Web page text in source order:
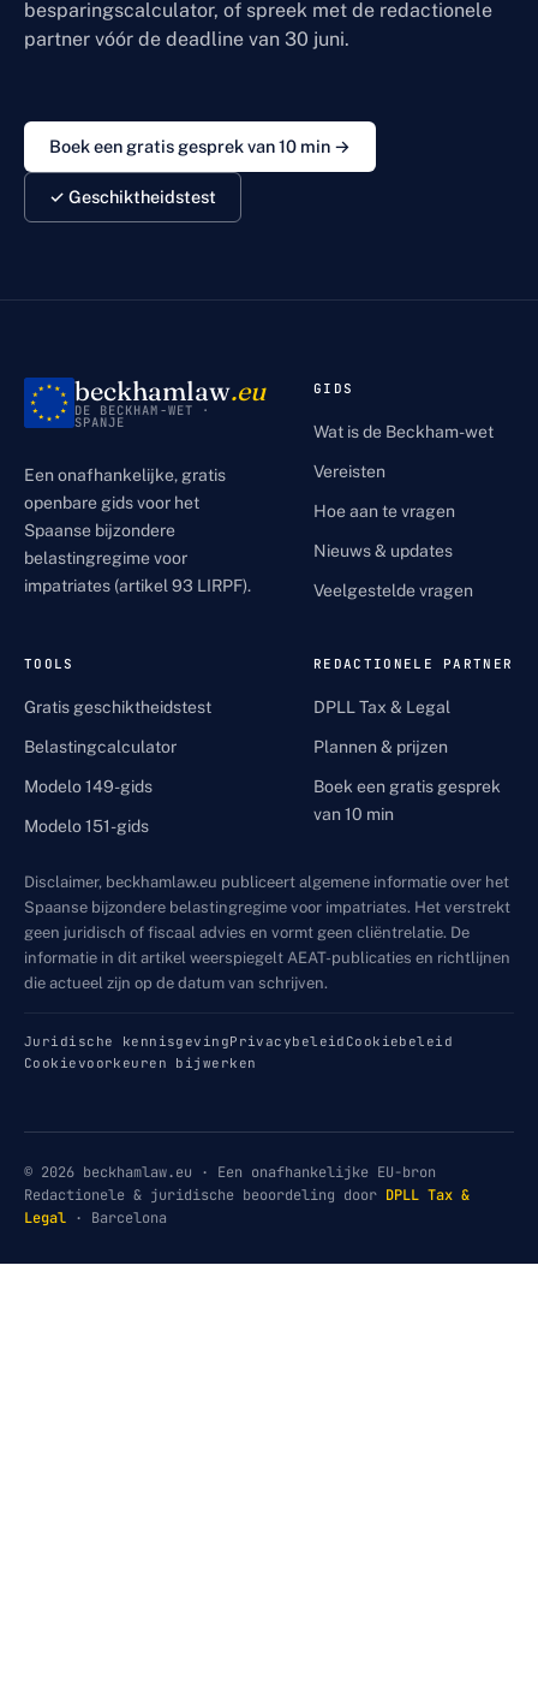
besparingscalculator, of spreek met de redactionele
partner vóór de deadline van 30 juni.
Boek een gratis gesprek van 10 min →
✓ Geschiktheidstest
beckhamlaw.eu
DE BECKHAM-WET ·
SPANJE
Een onafhankelijke, gratis
openbare gids voor het
Spaanse bijzondere
belastingregime voor
impatriates (artikel 93 LIRPF).
GIDS
Wat is de Beckham-wet
Vereisten
Hoe aan te vragen
Nieuws & updates
Veelgestelde vragen
TOOLS
Gratis geschiktheidstest
Belastingcalculator
Modelo 149-gids
Modelo 151-gids
REDACTIONELE PARTNER
DPLL Tax & Legal
Plannen & prijzen
Boek een gratis gesprek
van 10 min
Disclaimer, beckhamlaw.eu publiceert algemene informatie over het
Spaanse bijzondere belastingregime voor impatriates. Het verstrekt
geen juridisch of fiscaal advies en vormt geen cliëntrelatie. De
informatie in dit artikel weerspiegelt AEAT-publicaties en richtlijnen
die actueel zijn op de datum van schrijven.
Juridische kennisgevingPrivacybeleid Cookiebeleid
Cookievoorkeuren bijwerken
© 2026 beckhamlaw.eu · Een onafhankelijke EU-bron
Redactionele & juridische beoordeling door DPLL Tax &
Legal · Barcelona